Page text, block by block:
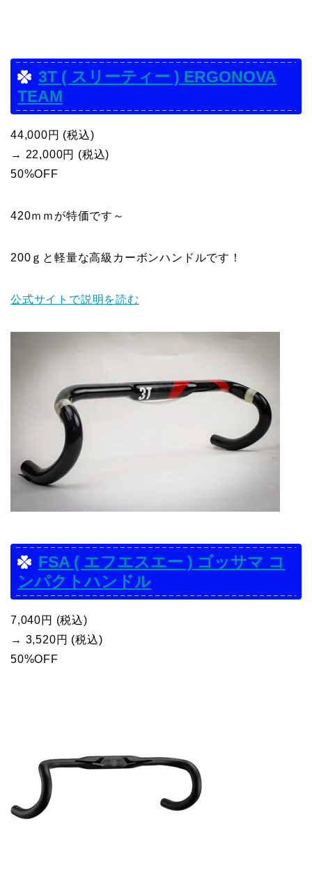
3T ( スリーティー ) ERGONOVA
TEAM
44,000円 (税込)
→ 22,000円 (税込)
50%OFF
420ｍｍが特価です～
200ｇと軽量な高級カーボンハンドルです！
公式サイトで説明を読む
FSA ( エフエスエー ) ゴッサマ コ
ンパクトハンドル
7,040円 (税込)
→ 3,520円 (税込)
50%OFF